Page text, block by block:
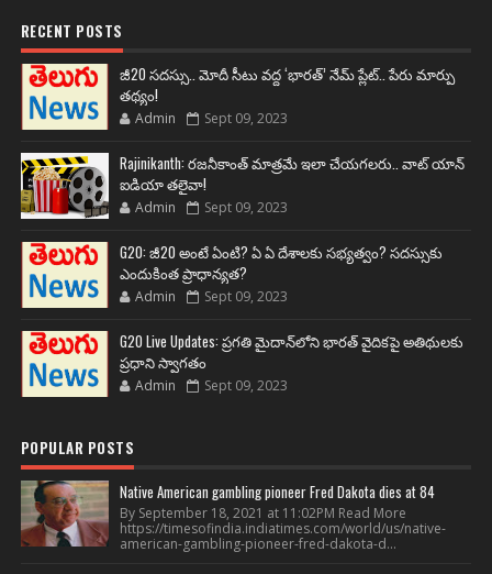
RECENT POSTS
జీ20 సదస్సు.. మోదీ సీటు వద్ద ‘భారత్’ నేమ్ ప్లేట్‌.. పేరు మార్పు
తథ్యం!
Admin Sept 09, 2023
Rajinikanth: రజనీకాంత్ మాత్రమే ఇలా చేయగలరు.. వాట్ యాన్
ఐడియా తలైవా!
Admin Sept 09, 2023
G20: జీ20 అంటే ఏంటి? ఏ ఏ దేశాలకు సభ్యత్వం? సదస్సుకు
ఎందుకింత ప్రాధాన్యత?
Admin Sept 09, 2023
G20 Live Updates: ప్రగతి మైదాన్‌లోని భారత్ వైదికపై అతిథులకు
ప్రధాని స్వాగతం
Admin Sept 09, 2023
POPULAR POSTS
Native American gambling pioneer Fred Dakota dies at 84
By September 18, 2021 at 11:02PM Read More
https://timesofindia.indiatimes.com/world/us/native-
american-gambling-pioneer-fred-dakota-d...